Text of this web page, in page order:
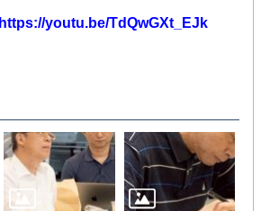
https://youtu.be/TdQwGXt_EJk